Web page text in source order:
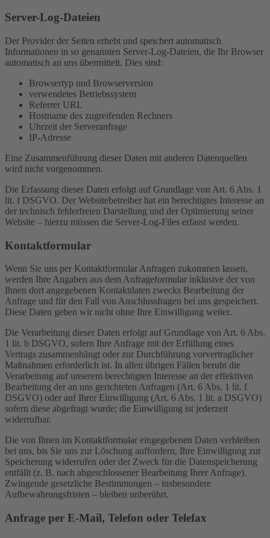
Server-Log-Dateien
Der Provider der Seiten erhebt und speichert automatisch
Informationen in so genannten Server-Log-Dateien, die Ihr Browser
automatisch an uns übermittelt. Dies sind:
Browsertyp und Browserversion
verwendetes Betriebssystem
Referrer URL
Hostname des zugreifenden Rechners
Uhrzeit der Serveranfrage
IP-Adresse
Eine Zusammenführung dieser Daten mit anderen Datenquellen
wird nicht vorgenommen.
Die Erfassung dieser Daten erfolgt auf Grundlage von Art. 6 Abs. 1
lit. f DSGVO. Der Websitebetreiber hat ein berechtigtes Interesse an
der technisch fehlerfreien Darstellung und der Optimierung seiner
Website – hierzu müssen die Server-Log-Files erfasst werden.
Kontaktformular
Wenn Sie uns per Kontaktformular Anfragen zukommen lassen,
werden Ihre Angaben aus dem Anfrageformular inklusive der von
Ihnen dort angegebenen Kontaktdaten zwecks Bearbeitung der
Anfrage und für den Fall von Anschlussfragen bei uns gespeichert.
Diese Daten geben wir nicht ohne Ihre Einwilligung weiter.
Die Verarbeitung dieser Daten erfolgt auf Grundlage von Art. 6 Abs.
1 lit. b DSGVO, sofern Ihre Anfrage mit der Erfüllung eines
Vertrags zusammenhängt oder zur Durchführung vorvertraglicher
Maßnahmen erforderlich ist. In allen übrigen Fällen beruht die
Verarbeitung auf unserem berechtigten Interesse an der effektiven
Bearbeitung der an uns gerichteten Anfragen (Art. 6 Abs. 1 lit. f
DSGVO) oder auf Ihrer Einwilligung (Art. 6 Abs. 1 lit. a DSGVO)
sofern diese abgefragt wurde; die Einwilligung ist jederzeit
widerrufbar.
Die von Ihnen im Kontaktformular eingegebenen Daten verbleiben
bei uns, bis Sie uns zur Löschung auffordern, Ihre Einwilligung zur
Speicherung widerrufen oder der Zweck für die Datenspeicherung
entfällt (z. B. nach abgeschlossener Bearbeitung Ihrer Anfrage).
Zwingende gesetzliche Bestimmungen – insbesondere
Aufbewahrungsfristen – bleiben unberührt.
Anfrage per E-Mail, Telefon oder Telefax